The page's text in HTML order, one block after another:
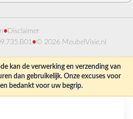
• Disclaimer
•© 2026 MeubelVisie.nl
kan de verwerking en verzending van
dan gebruikelijk. Onze excuses voor
bedankt voor uw begrip.